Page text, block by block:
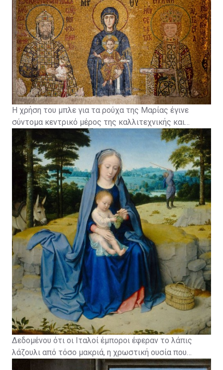
σημαντική και σεβαστή φιγούρα. Τι καλύτερο για να
την αναδείξεις; Τα βυζαντινά ψηφιδωτά από τον 5ο
αιώνα και μετά χρησιμοποιούσαν κάτι που λεγόταν
αζουρίτης για τα άμφια της.
Η χρήση του μπλε για τα ρούχα της Μαρίας έγινε
σύντομα κεντρικό μέρος της καλλιτεχνικής και
θρησκευτικής παράδοσης. Στην Αναγέννηση οι
καλλιτέχνες χρησιμοποιούσαν λάπις λάζουλι - το
οποίο προερχόταν από ορυχεία στο Αφγανιστάν και
ήταν πιο ακριβό από τον χρυσό - για να δημιουργήσουν
το χρώμα για τις ρόμπες της.
Δεδομένου ότι οι Ιταλοί έμποροι έφεραν το λάπις
λάζουλι από τόσο μακριά, η χρωστική ουσία που
δημιούργησε έγινε γνωστή ως "ultramarinus". Στα